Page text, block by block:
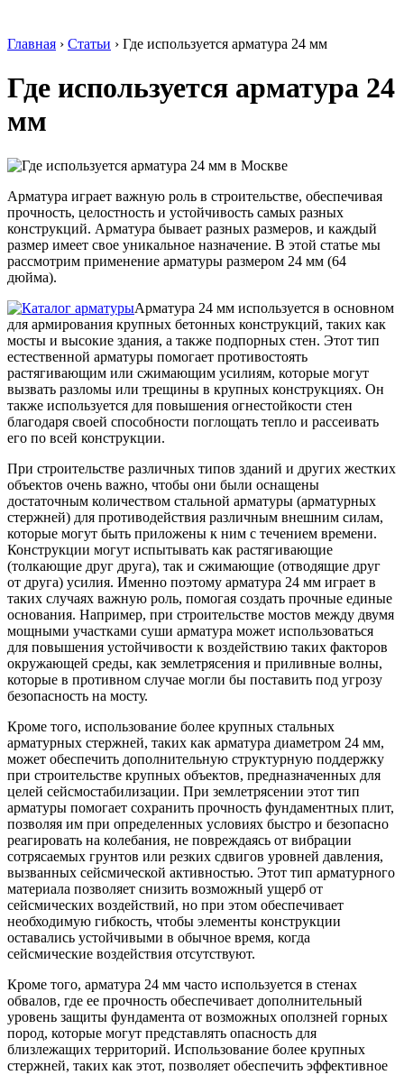
Трубы
AISI
электросварные
AISI
квадратные
Трубы
нержавеющие
электросварные
AISI
перфорированные
Трубы
нержавеющие
бесшовные
Общестроительный
Плита
(вентиляционный)
алюминиевый
Труба
алюминиевая
Уголок
алюминиевый
Чушка
алюминиевая
Швеллер
алюминиевый
Шина
алюминиевая
Шестигранник
латунный
Круг
латунный
(пруток)
Лента
латунная
Лист
латунный
Труба
латунная
Шина
медная
Круг
медный
(пруток)
Лист
медный
Труба
медная
Круг
бронзовый
(пруток)
Олово,
cвинец,
цинк,
нихром
Отводы
PP-R
Фланцы
стальные
Заглушки
стальные
Хомуты
стальные
Крепеж
шпилька
Опоры
стальные
Задвижки
Группы
Ванны и
товары
Фитинги
Фитинги
резьбовые
латунные
Фитинги
резьбовые
резьбовые
чугунные
Хомуты
стальные
Труба ВГП
БУ металл
БУ трубы
Хомуты
стальные
Главная › Статьи › Где используется арматура 24 мм
Где используется арматура 24
мм
Арматура играет важную роль в строительстве, обеспечивая
прочность, целостность и устойчивость самых разных
конструкций. Арматура бывает разных размеров, и каждый
размер имеет свое уникальное назначение. В этой статье мы
рассмотрим применение арматуры размером 24 мм (64
дюйма).
Арматура 24 мм используется в основном
для армирования крупных бетонных конструкций, таких как
мосты и высокие здания, а также подпорных стен. Этот тип
естественной арматуры помогает противостоять
растягивающим или сжимающим усилиям, которые могут
вызвать разломы или трещины в крупных конструкциях. Он
также используется для повышения огнестойкости стен
благодаря своей способности поглощать тепло и рассеивать
его по всей конструкции.
При строительстве различных типов зданий и других жестких
объектов очень важно, чтобы они были оснащены
достаточным количеством стальной арматуры (арматурных
стержней) для противодействия различным внешним силам,
которые могут быть приложены к ним с течением времени.
Конструкции могут испытывать как растягивающие
(толкающие друг друга), так и сжимающие (отводящие друг
от друга) усилия. Именно поэтому арматура 24 мм играет в
таких случаях важную роль, помогая создать прочные единые
основания. Например, при строительстве мостов между двумя
мощными участками суши арматура может использоваться
для повышения устойчивости к воздействию таких факторов
окружающей среды, как землетрясения и приливные волны,
которые в противном случае могли бы поставить под угрозу
безопасность на мосту.
Кроме того, использование более крупных стальных
арматурных стержней, таких как арматура диаметром 24 мм,
может обеспечить дополнительную структурную поддержку
при строительстве крупных объектов, предназначенных для
целей сейсмостабилизации. При землетрясении этот тип
арматуры помогает сохранить прочность фундаментных плит,
позволяя им при определенных условиях быстро и безопасно
реагировать на колебания, не повреждаясь от вибрации
сотрясаемых грунтов или резких сдвигов уровней давления,
вызванных сейсмической активностью. Этот тип арматурного
материала позволяет снизить возможный ущерб от
сейсмических воздействий, но при этом обеспечивает
необходимую гибкость, чтобы элементы конструкции
оставались устойчивыми в обычное время, когда
сейсмические воздействия отсутствуют.
Кроме того, арматура 24 мм часто используется в стенах
обвалов, где ее прочность обеспечивает дополнительный
уровень защиты фундамента от возможных оползней горных
пород, которые могут представлять опасность для
близлежащих территорий. Использование более крупных
стержней, таких как этот, позволяет обеспечить эффективное